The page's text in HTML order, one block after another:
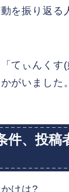
を振り返る
てぃんくす
がいました。
件、投稿
けは?